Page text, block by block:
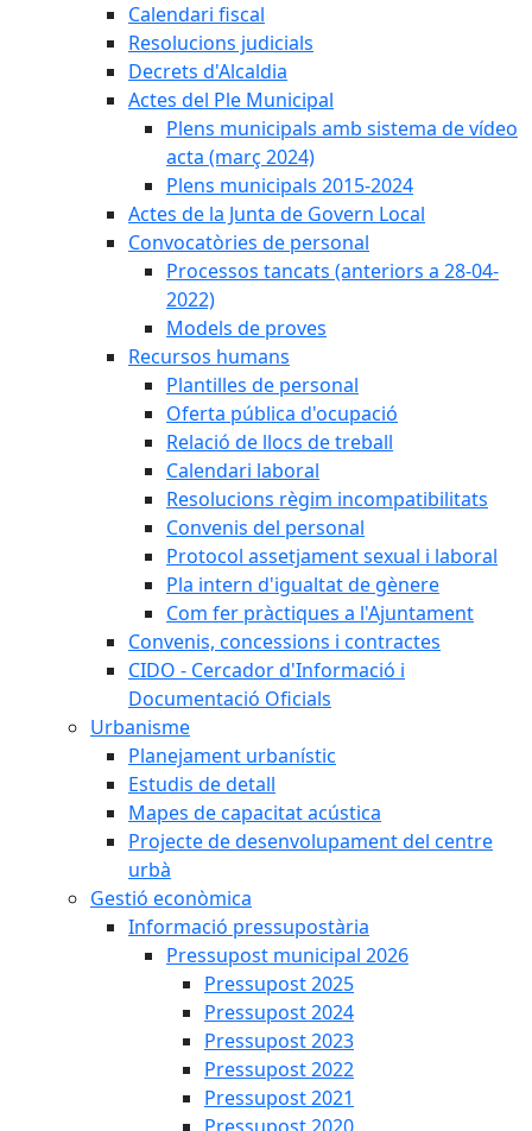
Calendari fiscal
Resolucions judicials
Decrets d'Alcaldia
Actes del Ple Municipal
Plens municipals amb sistema de vídeo
acta (març 2024)
Plens municipals 2015-2024
Actes de la Junta de Govern Local
Convocatòries de personal
Processos tancats (anteriors a 28-04-
2022)
Models de proves
Recursos humans
Plantilles de personal
Oferta pública d'ocupació
Relació de llocs de treball
Calendari laboral
Resolucions règim incompatibilitats
Convenis del personal
Protocol assetjament sexual i laboral
Pla intern d'igualtat de gènere
Com fer pràctiques a l'Ajuntament
Convenis, concessions i contractes
CIDO - Cercador d'Informació i
Documentació Oficials
Urbanisme
Planejament urbanístic
Estudis de detall
Mapes de capacitat acústica
Projecte de desenvolupament del centre
urbà
Gestió econòmica
Informació pressupostària
Pressupost municipal 2026
Pressupost 2025
Pressupost 2024
Pressupost 2023
Pressupost 2022
Pressupost 2021